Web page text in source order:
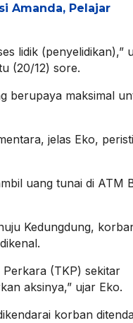
Amanda, Pelajar
lidik (penyelidikan),”
(20/12) sore.
berupaya maksimal
jelas Eko,
uang tunai di ATM
Kedungdung,
Perkara (TKP) sekitar
aksinya,” ujar Eko.
korban